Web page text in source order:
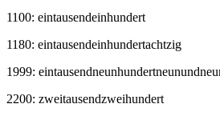
1100: eintausendeinhundert
1180: eintausendeinhundertachtzig
1999:
2200: zweitausendzweihundert